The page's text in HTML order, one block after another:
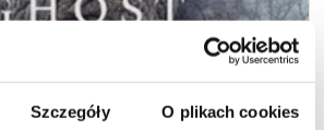
Szczegóły O plikach cookies